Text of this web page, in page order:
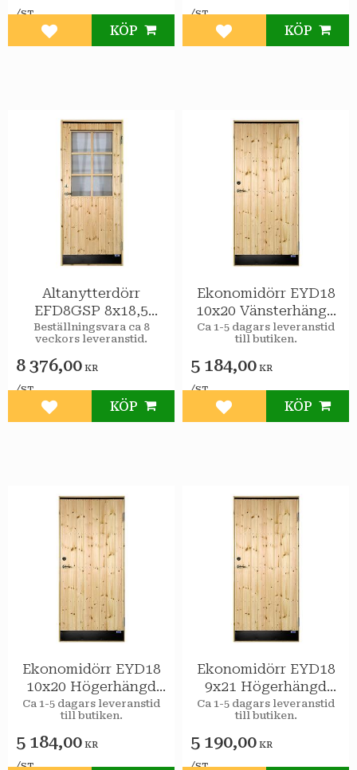
/ST
Lägg till i favoriter
KÖP
/ST
Lägg till i favoriter
KÖP
Altanytterdörr
EFD8GSP 8x18,5
Vänsterhängd STAR
Varmförråd Klar
spröjs
Beställningsvara ca 8
veckors leveranstid.
8 376,00 KR
/ST
Lägg till i favoriter
KÖP
Ekonomidörr EYD18
10x20 Vänsterhängd
STAR Varmförråd
Ca 1-5 dagars leveranstid
till butiken.
5 184,00 KR
/ST
Lägg till i favoriter
KÖP
Ekonomidörr EYD18
10x20 Högerhängd
STAR Varmförråd
Ca 1-5 dagars leveranstid
till butiken.
5 184,00 KR
/ST
Ekonomidörr EYD18
9x21 Högerhängd
STAR Varmförråd
Ca 1-5 dagars leveranstid
till butiken.
5 190,00 KR
/ST